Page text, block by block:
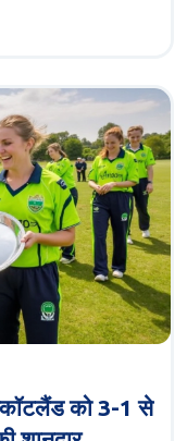
को 3-1 से